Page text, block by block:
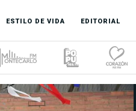
ESTILO DE VIDA EDITORIAL